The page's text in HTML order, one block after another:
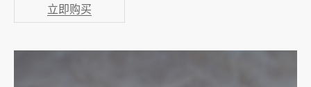
立即购买